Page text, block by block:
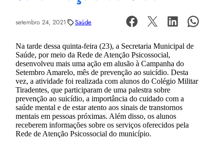
setembro 24, 2021 Saúde
Na tarde dessa quinta-feira (23), a Secretaria Municipal de
Saúde, por meio da Rede de Atenção Psicossocial,
desenvolveu mais uma ação em alusão à Campanha do
Setembro Amarelo, mês de prevenção ao suicídio. Desta
vez, a atividade foi realizada com alunos do Colégio Militar
Tiradentes, que participaram de uma palestra sobre
prevenção ao suicídio, a importância do cuidado com a
saúde mental e de estar atento aos sinais de transtornos
mentais em pessoas próximas. Além disso, os alunos
receberem informações sobre os serviços oferecidos pela
Rede de Atenção Psicossocial do município.